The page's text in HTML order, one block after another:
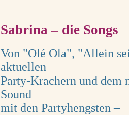
Sabrina – die Songs
Von "Olé Ola", "Allein
aktuellen
Party-Krachern und dem
Sound
mit den Partyhengsten –